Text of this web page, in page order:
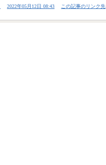
2022年05月12日 08:43 この記事のリンク先